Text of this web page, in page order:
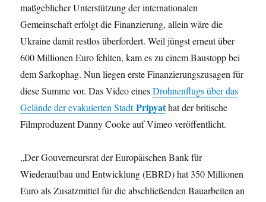
maßgeblicher Unterstützung der internationalen
Gemeinschaft erfolgt die Finanzierung, allein wäre die
Ukraine damit restlos überfordert. Weil jüngst erneut über
600 Millionen Euro fehlten, kam es zu einem Baustopp bei
dem Sarkophag. Nun liegen erste Finanzierungszusagen für
diese Summe vor. Das Video einesDrohnenflugs über das
Gelände der evakuierten StadtPripyathat der britische
Filmproduzent Danny Cooke auf Vimeo veröffentlicht.
„Der Gouverneursrat der Europäischen Bank für
Wiederaufbau und Entwicklung (EBRD) hat 350 Millionen
Euro als Zusatzmittel für die abschließenden Bauarbeiten an